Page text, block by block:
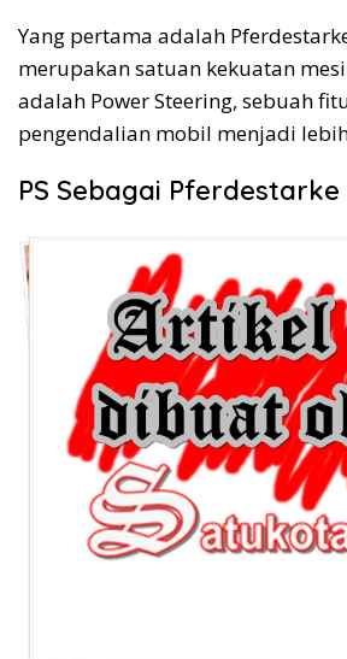
Yang pertama adalah
merupakan satuan kekuatan
adalah Power Steering, sebuah
pengendalian mobil menjadi
PS Sebagai Pferdestarke